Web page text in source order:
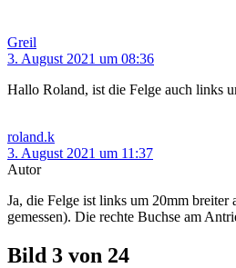
Greil
3. August 2021 um 08:36
Hallo Roland, ist die Felge auch links
roland.k
3. August 2021 um 11:37
Autor
Ja, die Felge ist links um 20mm breiter
gemessen). Die rechte Buchse am
Bild 3 von 24